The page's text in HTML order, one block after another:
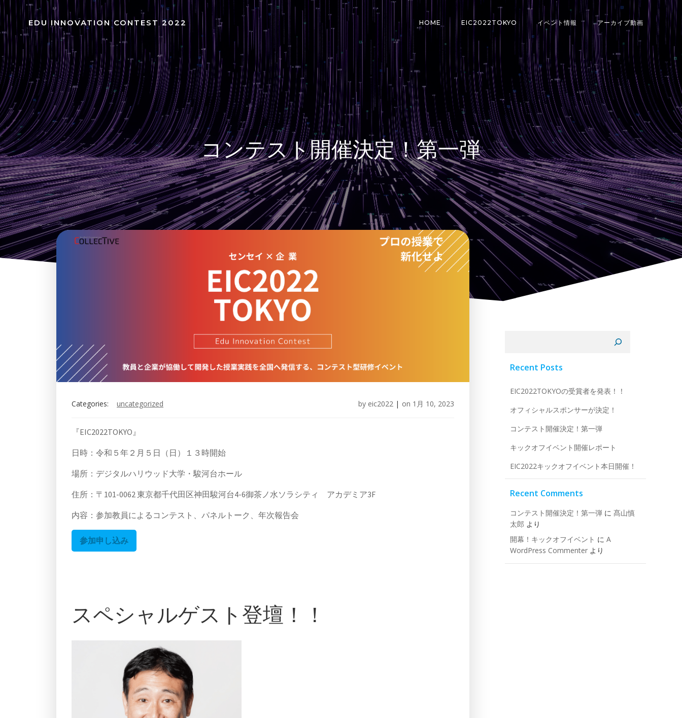
コ
ン
テ
ン
ツ
へ
ス
キ
ッ
プ
EDU INNOVATION CONTEST 2022 HOME EIC2022TOKYO イベント情報 アーカイブ動画
コンテスト開催決定！第一弾
Categories: uncategorized by eic2022 | on 1月 10, 2023
『EIC2022TOKYO』
日時：令和５年２月５日（日）１３時開始
場所：デジタルハリウッド大学・駿河台ホール
住所：〒101-0062 東京都千代田区神田駿河台4-6御茶ノ水ソラシティ アカデミア3F
内容：参加教員によるコンテスト、パネルトーク、年次報告会
参加申し込み
スペシャルゲスト登壇！！
Recent Posts
EIC2022TOKYOの受賞者を発表！！
オフィシャルスポンサーが決定！
コンテスト開催決定！第一弾
キックオフイベント開催レポート
EIC2022キックオフイベント本日開催！
Recent Comments
コンテスト開催決定！第一弾 に 髙山慎
太郎 より
開幕！キックオフイベント に A
WordPress Commenter より